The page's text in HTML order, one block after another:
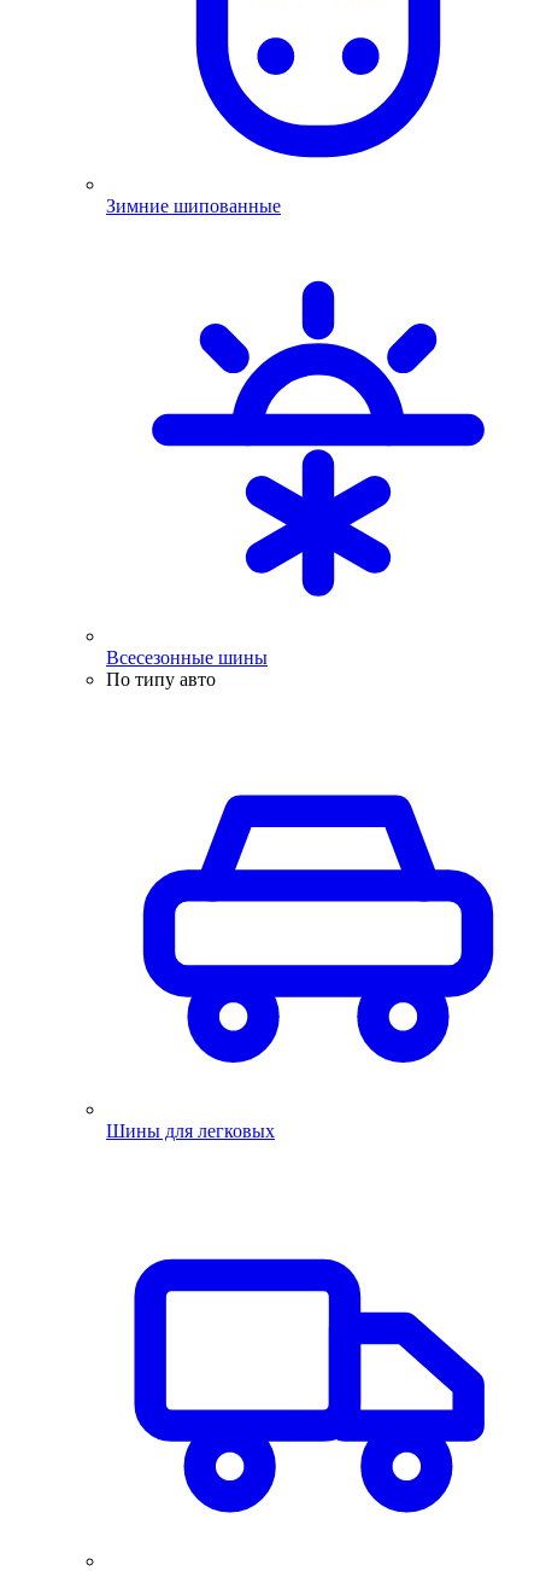
Зимние шипованные
Всесезонные шины
По типу авто
Шины для легковых